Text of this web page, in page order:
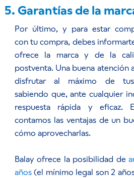
5. Garantías de la
Por último, y para estar
con tu compra, debes
ofrece la marca y de la
postventa. Una buena atención
disfrutar al máximo de tus
sabiendo que, ante cualquier
respuesta rápida y eficaz.
contamos las ventajas de un
cómo aprovecharlas.
Balay ofrece la posibilidad de
años(el mínimo legal son 2